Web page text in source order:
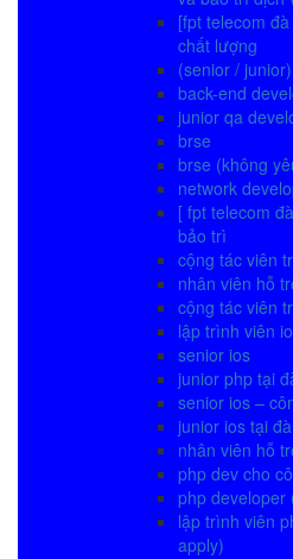
[fpt telecom
chất lượng
(senior /
back-end
junior qa
brse
brse (không
network
[ fpt telecom
bảo trì
cộng tác viên
nhân viên hỗ
cộng tác viên
lập trình viên
senior ios
junior php tại
senior ios –
junior ios tại
nhân viên hỗ
php dev cho
php developer
lập trình viên
apply)